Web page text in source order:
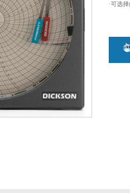
·可选